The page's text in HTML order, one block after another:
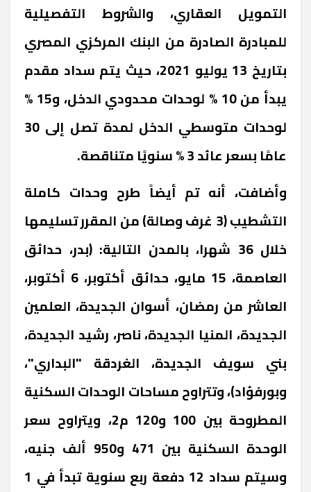
التمويل العقاري، والشروط التفصيلية
للمبادرة الصادرة من البنك المركزي المصري
بتاريخ 13 يوليو 2021، حيث يتم سداد مقدم
يبدأ من 10 % لوحدات محدودي الدخل، و15 %
لوحدات متوسطي الدخل لمدة تصل إلى 30
عامًا بسعر عائد 3 % سنويًا متناقصة.
وأضافت، أنه تم أيضاً طرح وحدات كاملة
التشطيب (3 غرف وصالة) من المقرر تسليمها
خلال 36 شهرا، بالمدن التالية: (بدر، حدائق
العاصمة، 15 مايو، حدائق أكتوبر، 6 أكتوبر،
العاشر من رمضان، أسوان الجديدة، العلمين
الجديدة، المنيا الجديدة، ناصر، رشيد الجديدة،
بني سويف الجديدة، الغردقة "البداري"،
وبورفؤاد)، وتتراوح مساحات الوحدات السكنية
المطروحة بين 100 و120 م2، ويتراوح سعر
الوحدة السكنية بين 471 و950 ألف جنيه،
وسيتم سداد 12 دفعة ربع سنوية تبدأ في 1